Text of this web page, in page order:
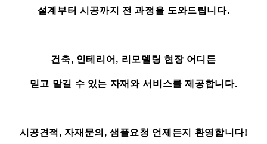
설계부터 시공까지 전 과정을 도와드립니다.
건축, 인테리어, 리모델링 현장 어디든
믿고 맡길 수 있는 자재와 서비스를 제공합니다.
시공견적, 자재문의, 샘플요청 언제든지 환영합니다!